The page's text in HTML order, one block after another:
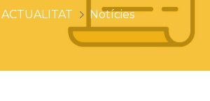
ACTUALITAT Notícies